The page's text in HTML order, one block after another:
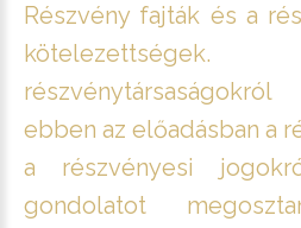
Részvény fajták és a
ebben az előadásban a
a részvényesi
gondolatot